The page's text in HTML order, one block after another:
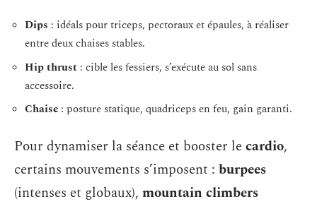
Dips : idéals pour triceps, pectoraux et épaules, à réaliser
entre deux chaises stables.
Hip thrust : cible les fessiers, s’exécute au sol sans
accessoire.
Chaise : posture statique, quadriceps en feu, gain garanti.
Pour dynamiser la séance et booster lecardio,
certains mouvements s’imposent : burpees
(intenses et globaux), mountain climbers